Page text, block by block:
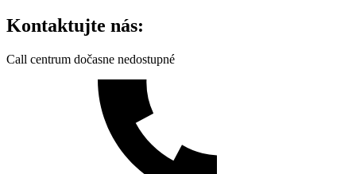
Kontaktujte nás:
Call centrum dočasne nedostupné